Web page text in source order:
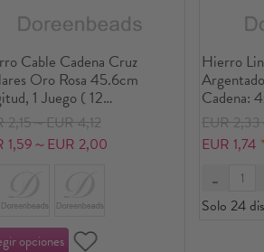
Cable Cadena Cruz
Oro Rosa 45.6cm
1 Juego ( 12
Paquete)
2,15～EUR 4,12
1,59～EUR 2,00
Hierro
Cadena:
EUR
EUR 1,74
Solo 24